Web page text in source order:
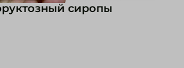
сиропы​